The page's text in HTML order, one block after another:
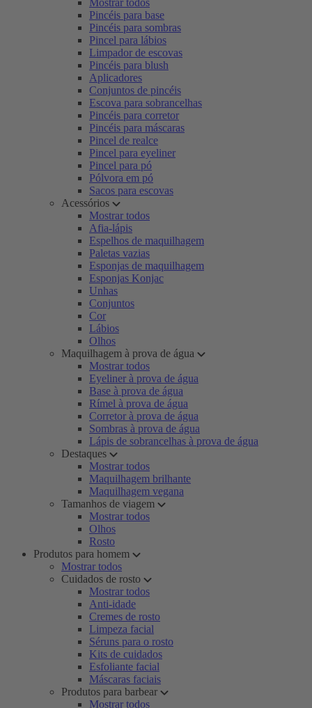
Mostrar todos
Pincéis para base
Pincéis para sombras
Pincel para lábios
Limpador de escovas
Pincéis para blush
Aplicadores
Conjuntos de pincéis
Escova para sobrancelhas
Pincéis para corretor
Pincéis para máscaras
Pincel de realce
Pincel para eyeliner
Pincel para pó
Pólvora em pó
Sacos para escovas
Acessórios
Mostrar todos
Afia-lápis
Espelhos de maquilhagem
Paletas vazias
Esponjas de maquilhagem
Esponjas Konjac
Unhas
Conjuntos
Cor
Lábios
Olhos
Maquilhagem à prova de água
Mostrar todos
Eyeliner à prova de água
Base à prova de água
Rímel à prova de água
Corretor à prova de água
Sombras à prova de água
Lápis de sobrancelhas à prova de água
Destaques
Mostrar todos
Maquilhagem brilhante
Maquilhagem vegana
Tamanhos de viagem
Mostrar todos
Olhos
Rosto
Produtos para homem
Mostrar todos
Cuidados de rosto
Mostrar todos
Anti-idade
Cremes de rosto
Limpeza facial
Séruns para o rosto
Kits de cuidados
Esfoliante facial
Máscaras faciais
Produtos para barbear
Mostrar todos